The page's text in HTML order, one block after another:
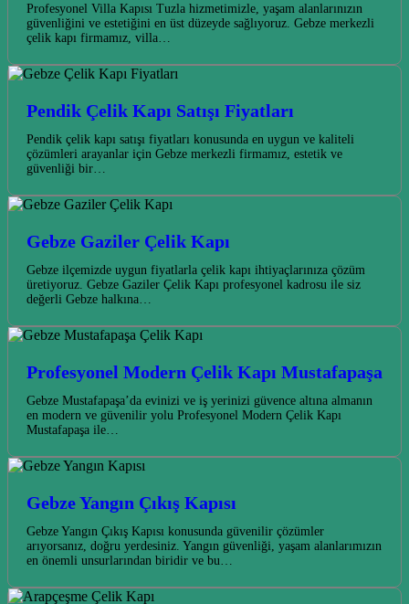
Profesyonel Villa Kapısı Tuzla hizmetimizle, yaşam alanlarınızın
güvenliğini ve estetiğini en üst düzeyde sağlıyoruz. Gebze merkezli
çelik kapı firmamız, villa…
Pendik Çelik Kapı Satışı Fiyatları
Pendik çelik kapı satışı fiyatları konusunda en uygun ve kaliteli
çözümleri arayanlar için Gebze merkezli firmamız, estetik ve
güvenliği bir…
Gebze Gaziler Çelik Kapı
Gebze ilçemizde uygun fiyatlarla çelik kapı ihtiyaçlarınıza çözüm
üretiyoruz. Gebze Gaziler Çelik Kapı profesyonel kadrosu ile siz
değerli Gebze halkına…
Profesyonel Modern Çelik Kapı Mustafapaşa
Gebze Mustafapaşa’da evinizi ve iş yerinizi güvence altına almanın
en modern ve güvenilir yolu Profesyonel Modern Çelik Kapı
Mustafapaşa ile…
Gebze Yangın Çıkış Kapısı
Gebze Yangın Çıkış Kapısı konusunda güvenilir çözümler
arıyorsanız, doğru yerdesiniz. Yangın güvenliği, yaşam alanlarımızın
en önemli unsurlarından biridir ve bu…